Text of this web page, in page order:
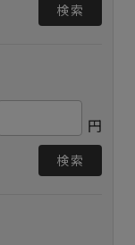
検索
円
検索